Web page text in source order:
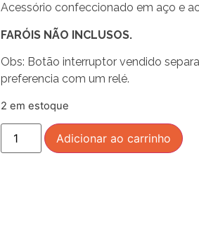
Acessório confeccionado em aço e
FARÓIS NÃO INCLUSOS.
Obs: Botão interruptor vendido
preferencia com um relé.
2 em estoque
Adicionar ao carrinho